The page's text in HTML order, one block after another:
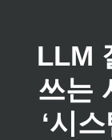
LLM
쓰는
‘시